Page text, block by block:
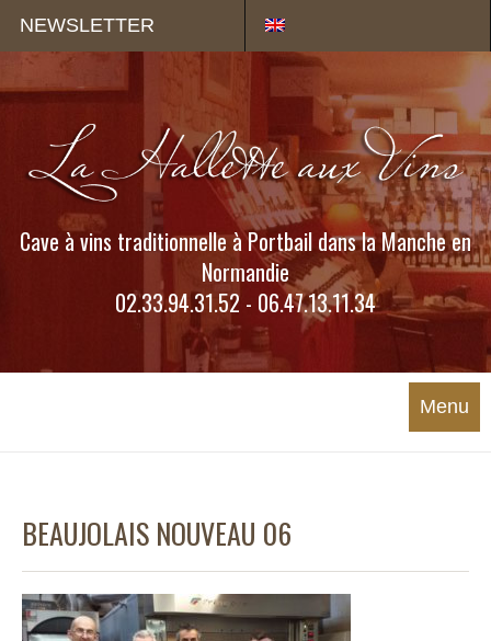
NEWSLETTER
Cave à vins traditionnelle à Portbail dans la Manche en
Normandie
02.33.94.31.52 - 06.47.13.11.34
Menu
BEAUJOLAIS NOUVEAU 06
Panneau de gestion des cookies